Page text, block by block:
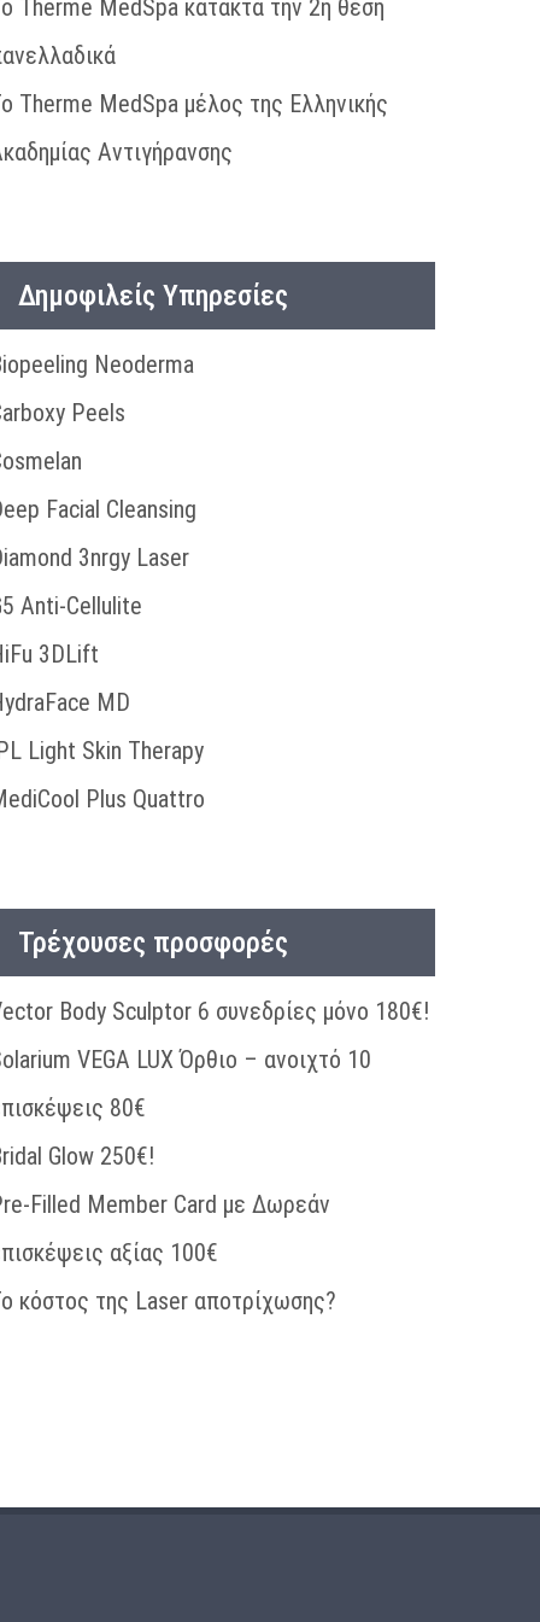
Therme MedSpa κατακτά την 2η θέση
Therme MedSpa μέλος της Ελληνικής
Αντιγήρανσης
Δημοφιλείς Υπηρεσίες
Neoderma
Peels
Facial Cleansing
3nrgy Laser
Anti-Cellulite
3DLift
MD
Light Skin Therapy
Plus Quattro
Τρέχουσες προσφορές
Body Sculptor 6 συνεδρίες μόνο 180€!
VEGA LUX Όρθιο – ανοιχτό 10
80€
Glow 250€!
Filled Member Card με Δωρεάν
αξίας 100€
κόστος της Laser αποτρίχωσης?